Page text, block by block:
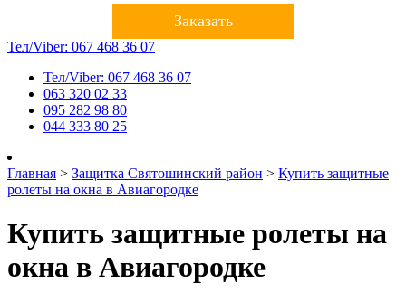
Заказать
Тел/Viber: 067 468 36 07
Тел/Viber: 067 468 36 07
063 320 02 33
095 282 98 80
044 333 80 25
Главная > Защитка Святошинский район > Купить защитные
ролеты на окна в Авиагородке
Купить защитные ролеты на
окна в Авиагородке